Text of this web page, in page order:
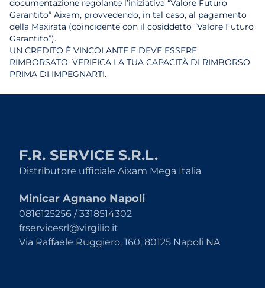
documentazione regolante l’iniziativa “Valore Futuro
Garantito” Aixam, provvedendo, in tal caso, al pagamento
della Maxirata (coincidente con il cosiddetto “Valore Futuro
Garantito”).
UN CREDITO È VINCOLANTE E DEVE ESSERE
RIMBORSATO. VERIFICA LA TUA CAPACITÀ DI RIMBORSO
PRIMA DI IMPEGNARTI.
F.R. SERVICE S.R.L.
Distributore ufficiale Aixam Mega Italia
Minicar Agnano Napoli
0816125256 / 3318514302
frservicesrl@virgilio.it
Via Raffaele Ruggiero, 160, 80125 Napoli NA